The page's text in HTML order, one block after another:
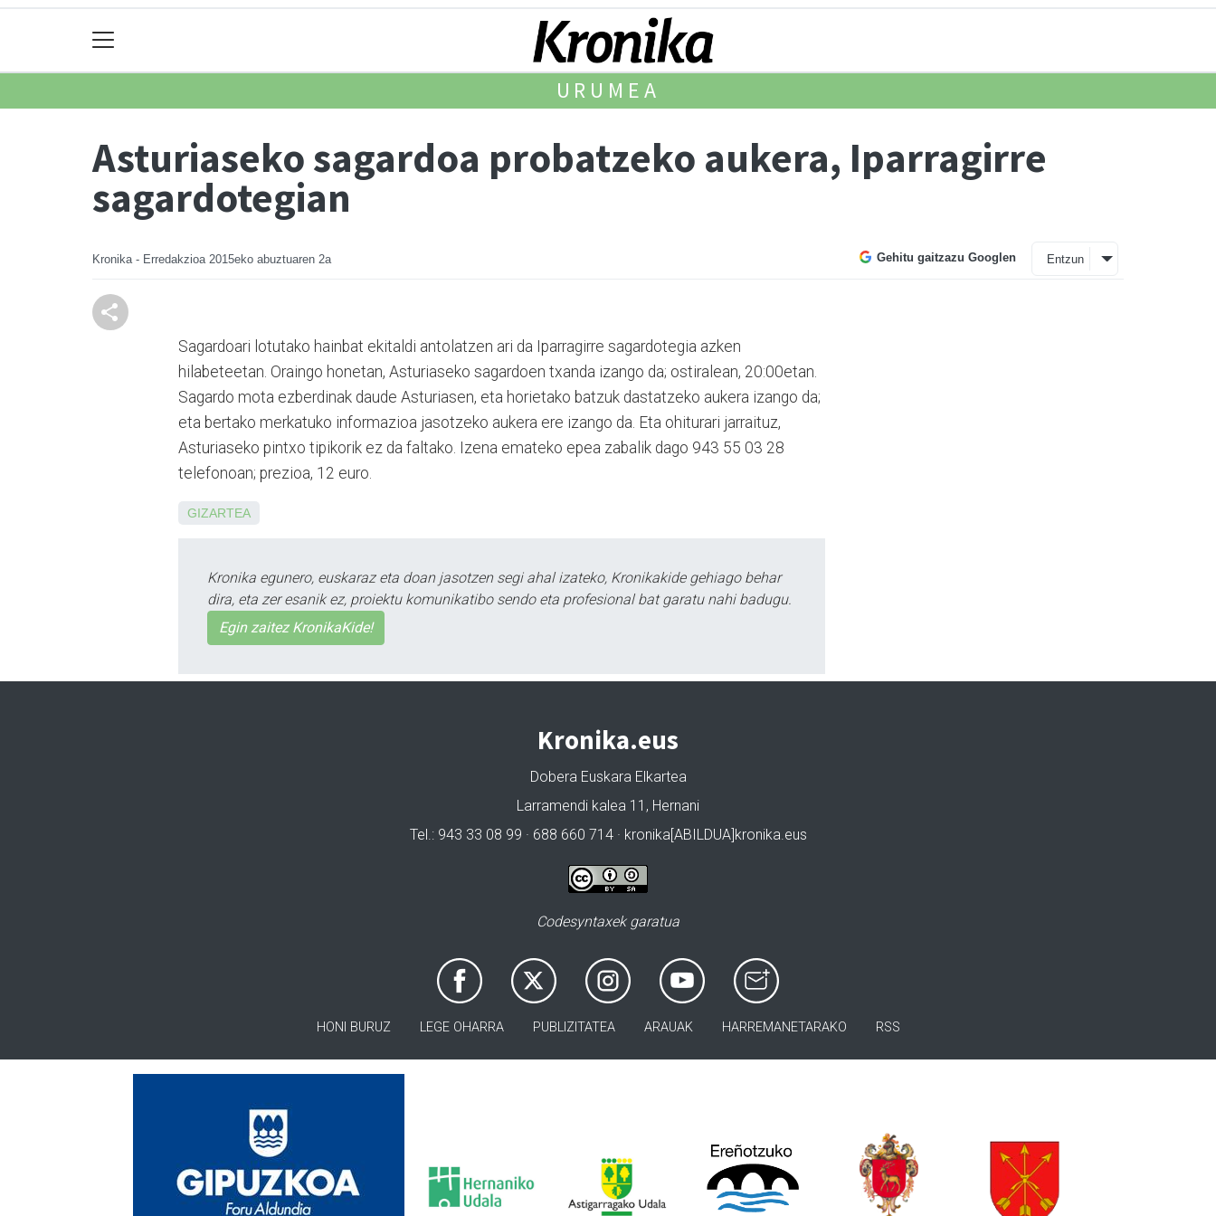
URUMEA
Asturiaseko sagardoa probatzeko aukera, Iparragirre
sagardotegian
Kronika - Erredakzioa 2015eko abuztuaren 2a Gehitu gaitzazu Googlen Entzun
Sagardoari lotutako hainbat ekitaldi antolatzen ari da Iparragirre sagardotegia azken
hilabeteetan. Oraingo honetan, Asturiaseko sagardoen txanda izango da; ostiralean, 20:00etan.
Sagardo mota ezberdinak daude Asturiasen, eta horietako batzuk dastatzeko aukera izango da;
eta bertako merkatuko informazioa jasotzeko aukera ere izango da. Eta ohiturari jarraituz,
Asturiaseko pintxo tipikorik ez da faltako. Izena emateko epea zabalik dago 943 55 03 28
telefonoan; prezioa, 12 euro.
GIZARTEA
Kronika egunero, euskaraz eta doan jasotzen segi ahal izateko, Kronikakide gehiago behar
dira, eta zer esanik ez, proiektu komunikatibo sendo eta profesional bat garatu nahi badugu.
Egin zaitez KronikaKide!
Kronika.eus
Dobera Euskara Elkartea
Larramendi kalea 11, Hernani
Tel.: 943 33 08 99 · 688 660 714 · kronika[ABILDUA]kronika.eus
Codesyntaxek garatua
HONI BURUZ LEGE OHARRA PUBLIZITATEA ARAUAK HARREMANETARAKO RSS